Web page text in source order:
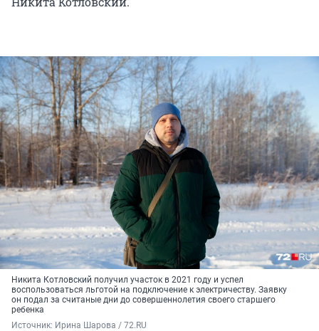
Никита Котловский получил участок в 2021 году и успел
воспользоваться льготой на подключение к электричеству. Заявку
он подал за считаные дни до совершеннолетия своего старшего
ребенка
Источник: Ирина Шарова / 72.RU